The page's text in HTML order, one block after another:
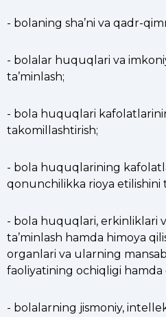
- bolaning sha’ni va qadr-
- bolalar huquqlari va
ta’minlash;
- bola huquqlari
takomillashtirish;
- bola huquqlarining
qonunchilikka rioya etilishini
- bola huquqlari, erkinliklari
ta’minlash hamda himoya
organlari va ularning
faoliyatining ochiqligi hamda
- bolalarning jismoniy,